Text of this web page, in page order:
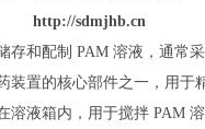
http://sdmjhb.cn
存和配制PAM溶液，通常
装置的核心部件之一，用于
溶液箱内，用于搅拌PAM